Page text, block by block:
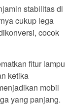
stabilitas di
cukup lega
cocok
fitur lampu
ketika
mobil
yang panjang.